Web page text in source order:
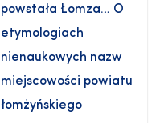
powstała Łomza… O
etymologiach
nienaukowych nazw
miejscowości powiatu
łomżyńskiego